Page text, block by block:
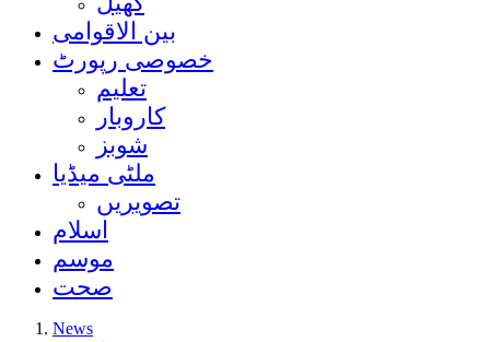
بین الاقوامی
خصوصی رپورٹ
تعلیم
کاروبار
شوبز
ملٹی میڈیا
تصویریں
اسلام
موسم
صحت
News